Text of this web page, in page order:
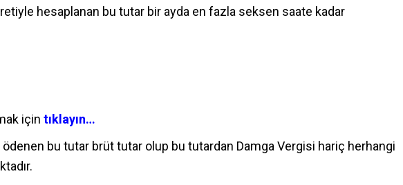
hesaplanan bu tutar bir ayda en fazla seksen saate kadar
için tıklayın…
bu tutar brüt tutar olup bu tutardan Damga Vergisi hariç herhangi